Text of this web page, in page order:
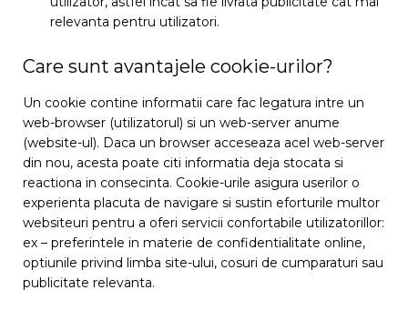
relevanta pentru utilizatori.
Care sunt avantajele cookie-urilor?
Un cookie contine informatii care fac legatura intre un
web-browser (utilizatorul) si un web-server anume
(website-ul). Daca un browser acceseaza acel web-server
din nou, acesta poate citi informatia deja stocata si
reactiona in consecinta. Cookie-urile asigura userilor o
experienta placuta de navigare si sustin eforturile multor
websiteuri pentru a oferi servicii confortabile utilizatorillor:
ex – preferintele in materie de confidentialitate online,
optiunile privind limba site-ului, cosuri de cumparaturi sau
publicitate relevanta.